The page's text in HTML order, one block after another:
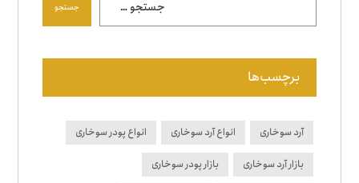
جستجو
برچسب‌ها
آرد سوخاری انواع آرد سوخاری انواع پودر سوخاری
بازار آرد سوخاری بازار پودر سوخاری